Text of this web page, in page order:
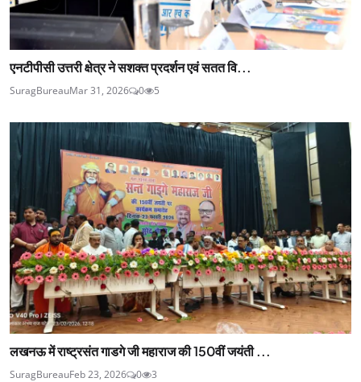
एनटीपीसी उत्तरी क्षेत्र ने सशक्त प्रदर्शन एवं सतत वि...
SuragBureauMar 31, 2026 0 5
लखनऊ में राष्ट्रसंत गाडगे जी महाराज की 150वीं जयंती ...
SuragBureauFeb 23, 2026 0 3